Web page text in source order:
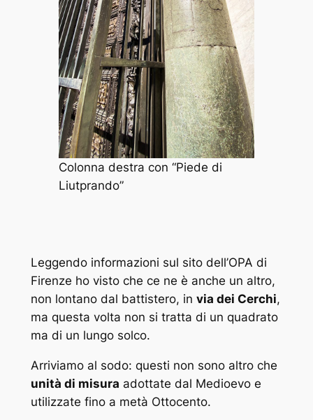
Colonna destra con “Piede di
Liutprando”
Leggendo informazioni sul sito dell’OPA di
Firenze ho visto che ce ne è anche un altro,
non lontano dal battistero, in via dei Cerchi,
ma questa volta non si tratta di un quadrato
ma di un lungo solco.
Arriviamo al sodo: questi non sono altro che
unità di misura adottate dal Medioevo e
utilizzate fino a metà Ottocento.